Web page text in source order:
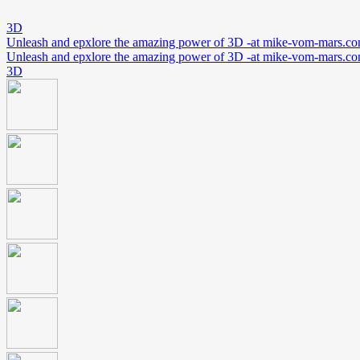
3D
Unleash and epxlore the amazing power of 3D -at mike-vom-
Unleash and epxlore the amazing power of 3D -at mike-vom-
3D